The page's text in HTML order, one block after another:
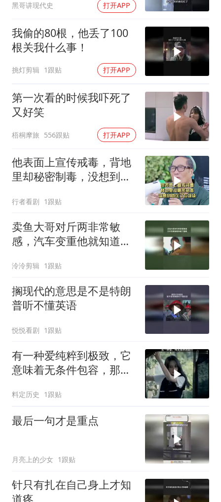
黑哥讲现代史 打开APP
我偷的80根，他丢了100
根关我什么事！
挑灯剪辑 1跟贴 打开APP
第一次看的时候我吓死了
又好笑
梧桐摩旅 556跟贴 打开APP
他表面上宣传戒毒，背地
里却秘密制毒，没想到败
行者看剧 1跟贴
卖鱼大哥对斤两非常敏
感，汽车变重他就知道了
泠泠剪辑 1跟贴
搁现代的意思是不是特朗
普听不懂英语
悦悦看剧 1跟贴
有一种爱纯粹到极致，它
意味着无条件包容，那就
料定历史 1跟贴
最后一句才是重点
月亮上的少女 1跟贴
针只有扎在自己身上才知
道疼